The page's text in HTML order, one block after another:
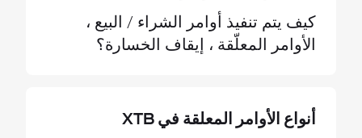
كيف يتم تنفيذ أوامر الشراء / البيع ،
الأوامر المعلّقة ، إيقاف الخسارة؟
أنواع الأوامر المعلقة في XTB